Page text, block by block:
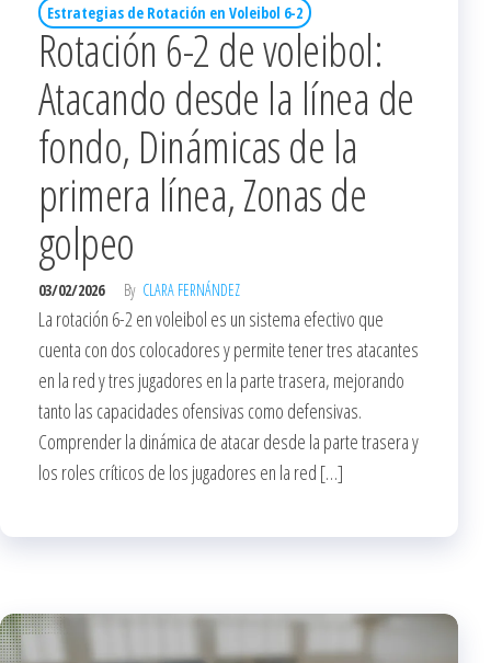
Estrategias de Rotación en Voleibol 6-2
Rotación 6-2 de voleibol:
Atacando desde la línea de
fondo, Dinámicas de la
primera línea, Zonas de
golpeo
03/02/2026 By CLARA FERNÁNDEZ
La rotación 6-2 en voleibol es un sistema efectivo que
cuenta con dos colocadores y permite tener tres atacantes
en la red y tres jugadores en la parte trasera, mejorando
tanto las capacidades ofensivas como defensivas.
Comprender la dinámica de atacar desde la parte trasera y
los roles críticos de los jugadores en la red […]